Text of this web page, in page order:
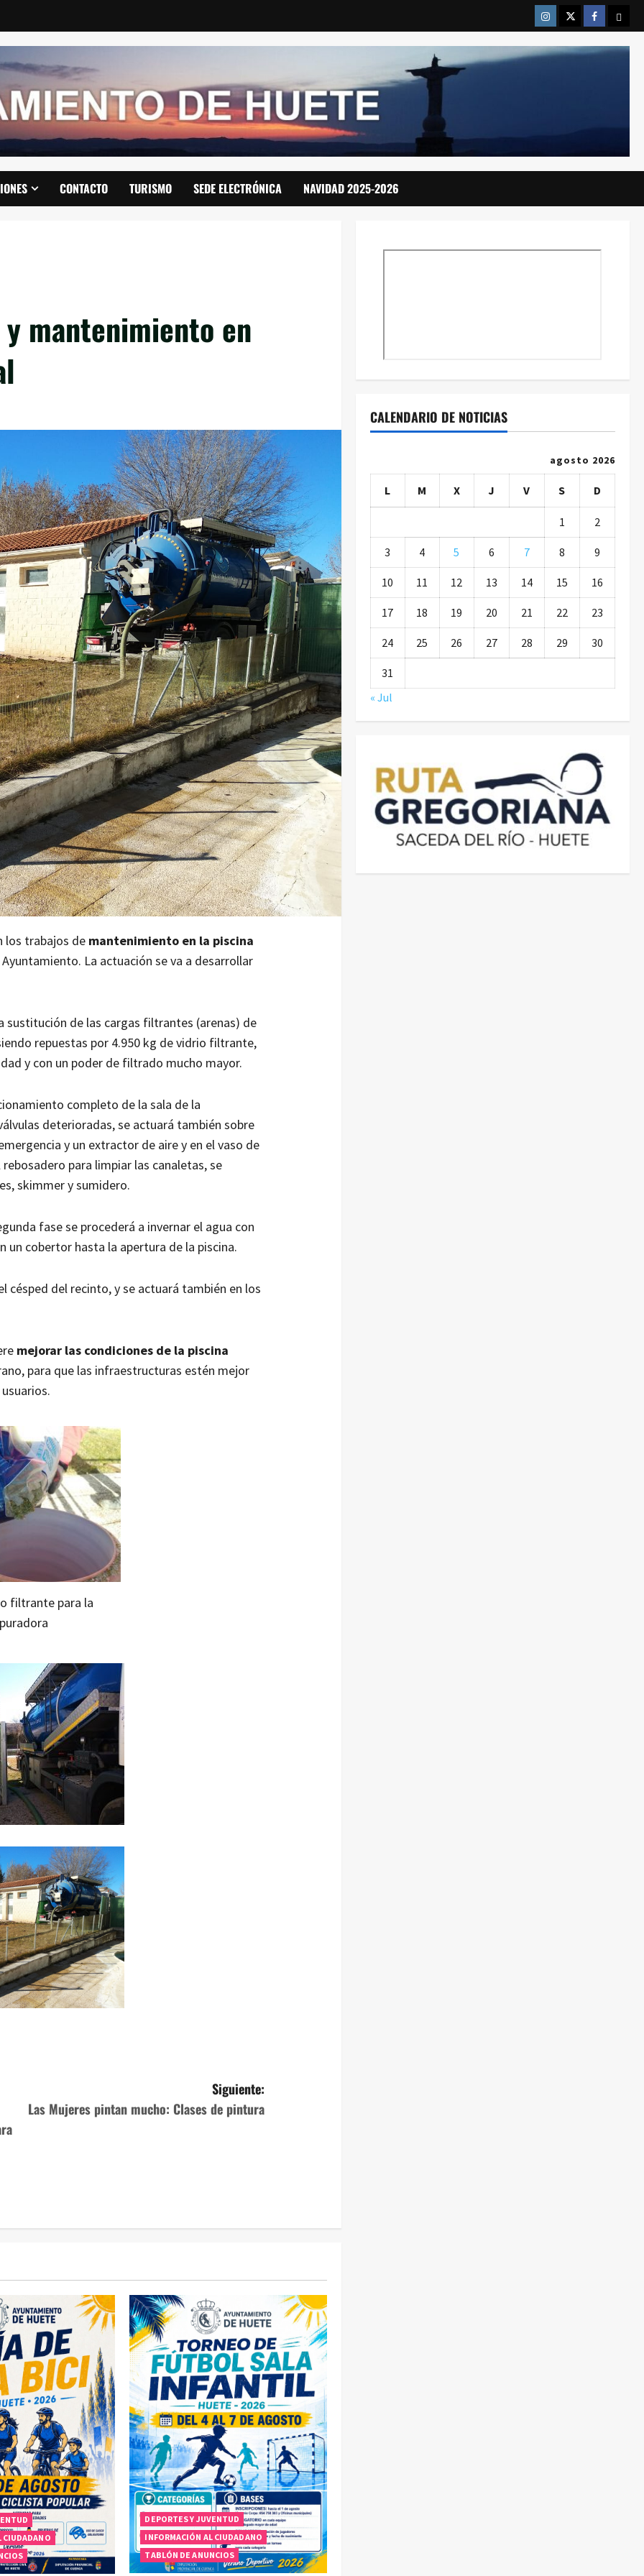
Instragram
TwitterFacebook
CONTACTO TURISMO SEDE ELECTRÓNICA NAVIDAD 2025-2026
mantenimiento en
los trabajos de mantenimiento en la piscina
La actuación se va a desarrollar
sustitución de las cargas filtrantes (arenas) de
repuestas por 4.950 kg de vidrio filtrante,
y con un poder de filtrado mucho mayor.
completo de la sala de la
deterioradas, se actuará también sobre
y un extractor de aire y en el vaso de
para limpiar las canaletas, se
skimmer y sumidero.
fase se procederá a invernar el agua con
cobertor hasta la apertura de la piscina.
césped del recinto, y se actuará también en los
mejorar las condiciones de la piscina
para que las infraestructuras estén mejor
filtrante para la
Siguiente:
Las Mujeres pintan mucho: Clases de pintura
CIUDADANO
DEPORTES Y JUVENTUD
INFORMACIÓN AL CIUDADANO
TABLÓN DE ANUNCIOS
CALENDARIO DE NOTICIAS
agosto 2026
L M X J V S D
1 2
3 4 5 6 7 8 9
10 11 12 13 14 15 16
17 18 19 20 21 22 23
24 25 26 27 28 29 30
31
« Jul